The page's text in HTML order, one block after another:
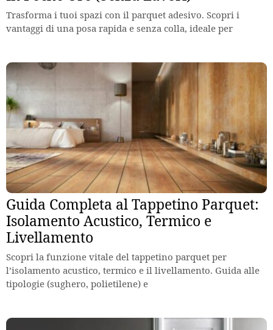
Trasforma i tuoi spazi con il parquet adesivo. Scopri i
vantaggi di una posa rapida e senza colla, ideale per
Guida Completa al Tappetino Parquet:
Isolamento Acustico, Termico e
Livellamento
Scopri la funzione vitale del tappetino parquet per
l’isolamento acustico, termico e il livellamento. Guida alle
tipologie (sughero, polietilene) e